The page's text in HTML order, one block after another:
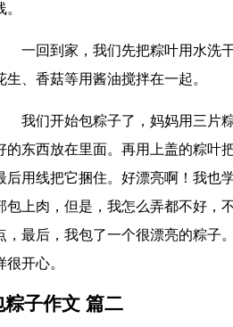
。
一回到家，我们先把粽叶用水洗
生、香菇等用酱油搅拌在一起。
我们开始包粽子了，妈妈用三片
的东西放在里面。再用上盖的粽叶
后用线把它捆住。好漂亮啊！我也
包上肉，但是，我怎么弄都不好，
，最后，我包了一个很漂亮的粽子
很开心。
粽子作文 篇二